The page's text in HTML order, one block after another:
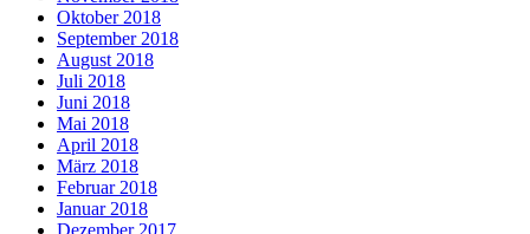
Oktober 2018
September 2018
August 2018
Juli 2018
Juni 2018
Mai 2018
April 2018
März 2018
Februar 2018
Januar 2018
Dezember 2017